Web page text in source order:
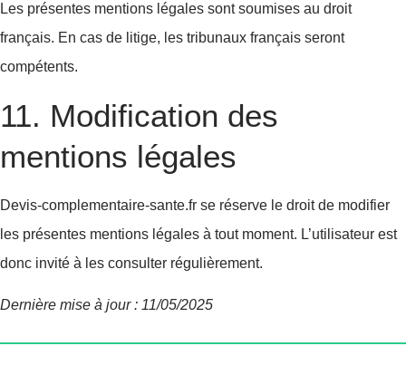
Les présentes mentions légales sont soumises au droit
français. En cas de litige, les tribunaux français seront
compétents.
11. Modification des
mentions légales
Devis-complementaire-sante.fr se réserve le droit de modifier
les présentes mentions légales à tout moment. L’utilisateur est
donc invité à les consulter régulièrement.
Dernière mise à jour : 11/05/2025